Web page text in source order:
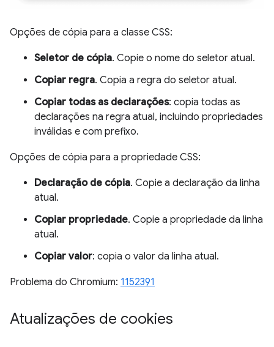
Opções de cópia para a classe CSS:
Seletor de cópia. Copie o nome do seletor atual.
Copiar regra. Copia a regra do seletor atual.
Copiar todas as declarações: copia todas as
declarações na regra atual, incluindo propriedades
inválidas e com prefixo.
Opções de cópia para a propriedade CSS:
Declaração de cópia. Copie a declaração da linha
atual.
Copiar propriedade. Copie a propriedade da linha
atual.
Copiar valor: copia o valor da linha atual.
Problema do Chromium: 1152391
Atualizações de cookies